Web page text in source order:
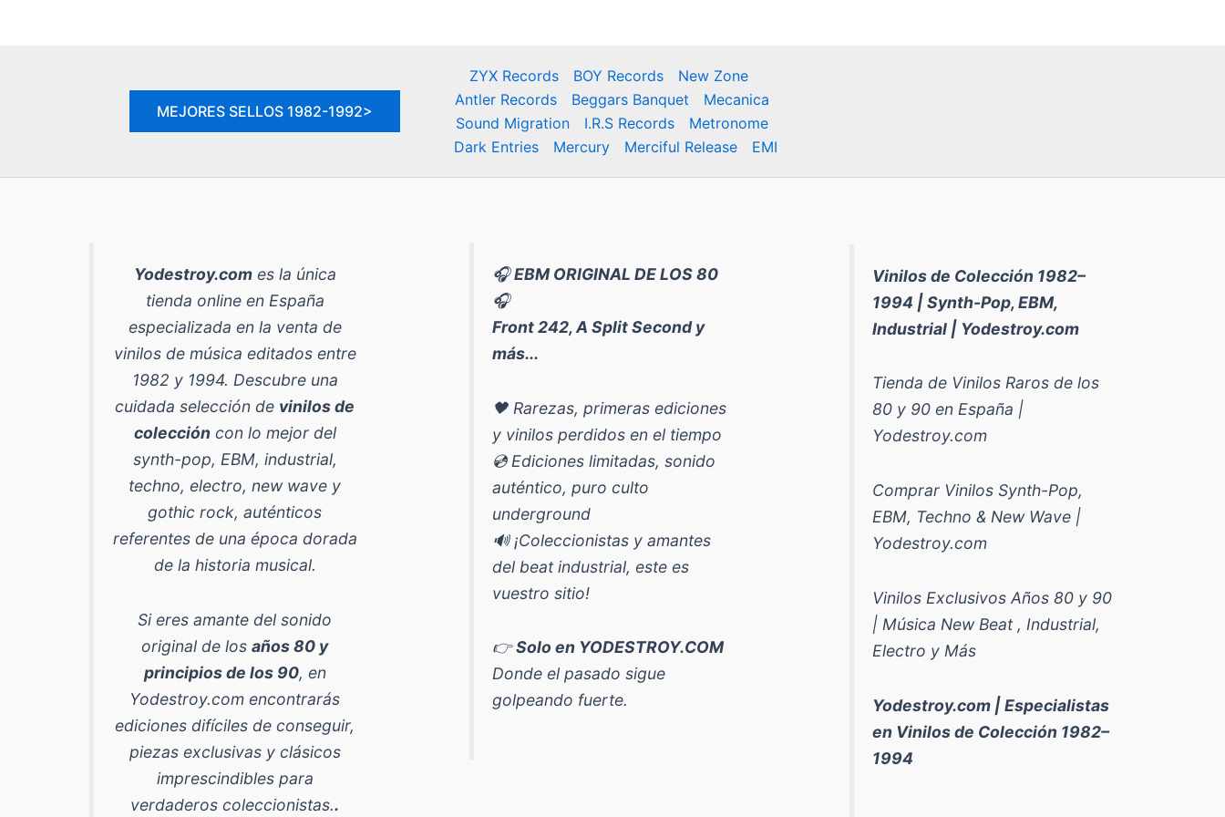
MEJORES SELLOS 1982-1992>
ZYX Records BOY Records
New Zone
Antler Records
Beggars Banquet
Mecanica
Sound Migration
I.R.S Records
Metronome
Dark Entries
Mercury Merciful Release EMI
Yodestroy.comes la única
tienda online en España
especializada en la venta de
vinilos de música editados entre
1982 y 1994. Descubre una
cuidada selección de vinilos de
coleccióncon lo mejor del
synth-pop, EBM, industrial,
techno, electro, new wave y
gothic rock, auténticos
referentes de una época dorada
de la historia musical.
Si eres amante del sonido
original de losaños 80 y
principios de los 90, en
Yodestroy.com encontrarás
ediciones difíciles de conseguir,
piezas exclusivas y clásicos
imprescindibles para
verdaderos coleccionistas..
🎧EBM ORIGINAL DE LOS 80
🎧
Front 242, A Split Second y
más...
🖤 Rarezas, primeras ediciones
y vinilos perdidos en el tiempo
💿 Ediciones limitadas, sonido
auténtico, puro culto
underground
🔊 ¡Coleccionistas y amantes
del beat industrial, este es
vuestro sitio!
👉Solo en YODESTROY.COM
Donde el pasado sigue
golpeando fuerte.
Vinilos de Colección 1982–
1994 | Synth-Pop, EBM,
Industrial | Yodestroy.com
Tienda de Vinilos Raros de los
80 y 90 en España |
Yodestroy.com
Comprar Vinilos Synth-Pop,
EBM, Techno & New Wave |
Yodestroy.com
Vinilos Exclusivos Años 80 y 90
| Música New Beat , Industrial,
Electro y Más
Yodestroy.com | Especialistas
en Vinilos de Colección 1982–
1994